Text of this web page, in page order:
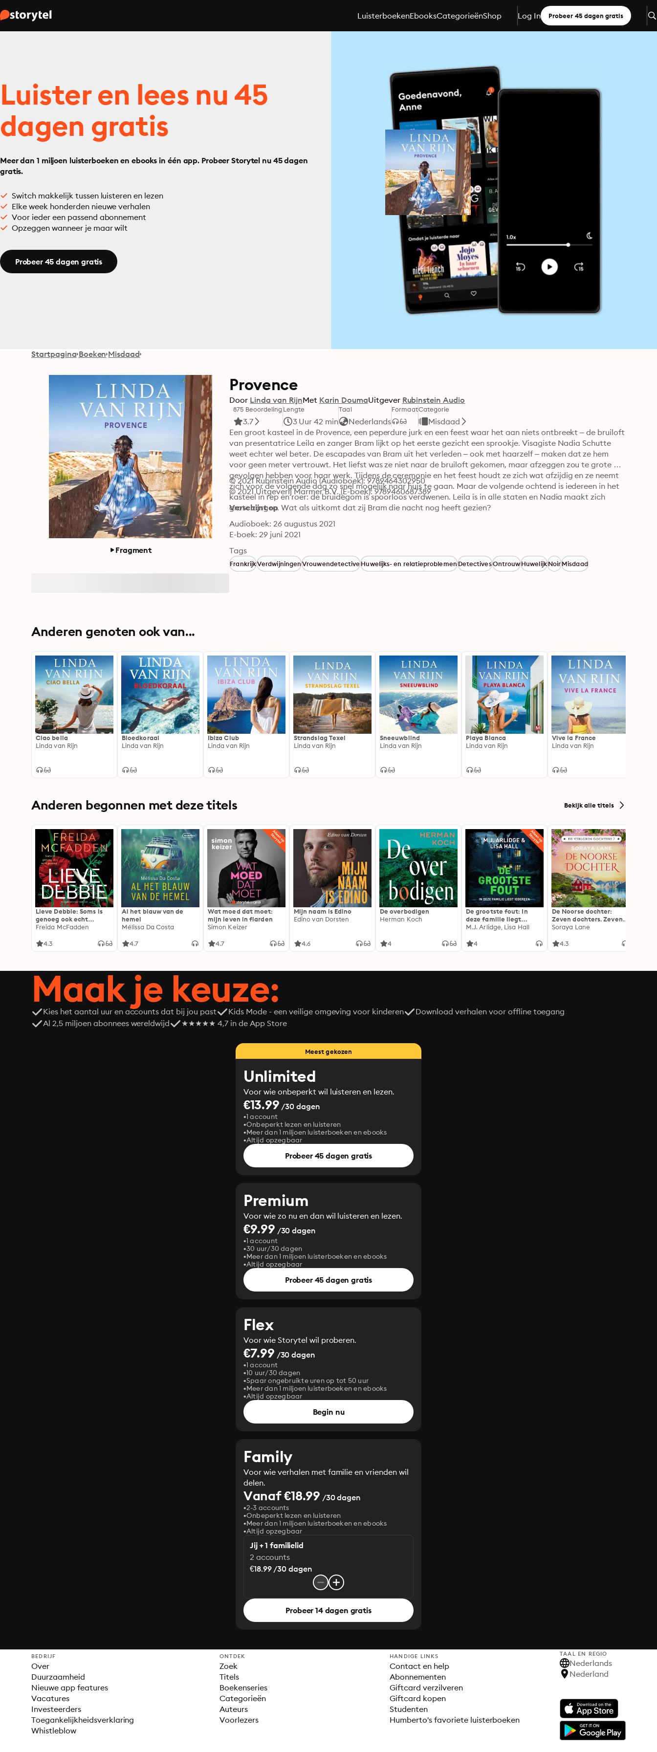
LuisterboekenEbooksCategorieënShop Log In Probeer 45 dagen gratis
Luister en lees nu 45
dagen gratis
Meer dan 1 miljoen luisterboeken en ebooks in één app. Probeer Storytel nu 45 dagen
gratis.
Switch makkelijk tussen luisteren en lezen
Elke week honderden nieuwe verhalen
Voor ieder een passend abonnement
Opzeggen wanneer je maar wilt
Probeer 45 dagen gratis
Startpagina Boeken Misdaad
Fragment
Provence
Door Linda van RijnMet Karin DoumaUitgever Rubinstein Audio
875 Beoordeling
3.7
Lengte
3 Uur 42 min
Taal
Nederlands
FormaatCategorie
Misdaad
Een groot kasteel in de Provence, een peperdure jurk en een feest waar het aan niets ontbreekt – de bruiloft
van presentatrice Leila en zanger Bram lijkt op het eerste gezicht een sprookje. Visagiste Nadia Schutte
weet echter wel beter. De escapades van Bram uit het verleden – ook met haarzelf – maken dat ze hem
voor geen meter vertrouwt. Het liefst was ze niet naar de bruiloft gekomen, maar afzeggen zou te grote
gevolgen hebben voor haar werk. Tijdens de ceremonie en het feest houdt ze zich wat afzijdig en ze neemt
zich voor de volgende dag zo snel mogelijk naar huis te gaan. Maar de volgende ochtend is iedereen in het
kasteel in rep en roer: de bruidegom is spoorloos verdwenen. Leila is in alle staten en Nadia maakt zich
grote zorgen. Wat als uitkomt dat zij Bram die nacht nog heeft gezien?
© 2021 Rubinstein Audio (Audioboek): 9789464302950
© 2021 Uitgeverij Marmer B.V. (E-boek): 9789460687389
Verschijnt op
Audioboek: 26 augustus 2021
E-boek: 29 juni 2021
Tags
FrankrijkVerdwijningenVrouwendetectiveHuwelijks- en relatieproblemenDetectivesOntrouwHuwelijkNoirMisdaad
Anderen genoten ook van...
Ciao bella
Linda van Rijn
Bloedkoraal
Linda van Rijn
Ibiza Club
Linda van Rijn
Strandslag Texel
Linda van Rijn
Sneeuwblind
Linda van Rijn
Playa Blanca
Linda van Rijn
Vive la France
Linda van Rijn
Anderen begonnen met deze titels Bekijk alle titels
Lieve Debbie: Soms is
genoeg ook echt
genoeg...
Freida McFadden
4.3
Al het blauw van de
hemel
Mélissa Da Costa
4.7
Wat moed dat moet:
mijn leven in flarden
Simon Keizer
4.7
Mijn naam is Edino
Edino van Dorsten
4.6
De overbodigen
Herman Koch
4
De grootste fout: In
deze familie liegt
iedereen
M.J. Arlidge, Lisa Hall
4
De Noorse dochter:
Zeven dochters. Zeven
geheimen. Zeven
Soraya Lane
4.3
Maak je keuze:
Kies het aantal uur en accounts dat bij jou past Kids Mode - een veilige omgeving voor kinderen
Download verhalen voor offline toegang
Al 2,5 miljoen abonnees wereldwijd
★★★★★ 4,7 in de App Store
Meest gekozen
Unlimited
Voor wie onbeperkt wil luisteren en lezen.
€13.99 /30 dagen
1 account
Onbeperkt lezen en luisteren
Meer dan 1 miljoen luisterboeken en ebooks
Altijd opzegbaar
Probeer 45 dagen gratis
Premium
Voor wie zo nu en dan wil luisteren en lezen.
€9.99 /30 dagen
1 account
30 uur/30 dagen
Meer dan 1 miljoen luisterboeken en ebooks
Altijd opzegbaar
Probeer 45 dagen gratis
Flex
Voor wie Storytel wil proberen.
€7.99 /30 dagen
1 account
10 uur/30 dagen
Spaar ongebruikte uren op tot 50 uur
Meer dan 1 miljoen luisterboeken en ebooks
Altijd opzegbaar
Begin nu
Family
Voor wie verhalen met familie en vrienden wil
delen.
Vanaf €18.99 /30 dagen
2-3 accounts
Onbeperkt lezen en luisteren
Meer dan 1 miljoen luisterboeken en ebooks
Altijd opzegbaar
Jij + 1 familielid
2 accounts
€18.99 /30 dagen
Probeer 14 dagen gratis
BEDRIJF
Over
Duurzaamheid
Nieuwe app features
Vacatures
Investeerders
Toegankelijkheidsverklaring
Whistleblow
ONTDEK
Zoek
Titels
Boekenseries
Categorieën
Auteurs
Voorlezers
HANDIGE LINKS
Contact en help
Abonnementen
Giftcard verzilveren
Giftcard kopen
Studenten
Humberto's favoriete luisterboeken
TAAL EN REGIO
Nederlands
Nederland